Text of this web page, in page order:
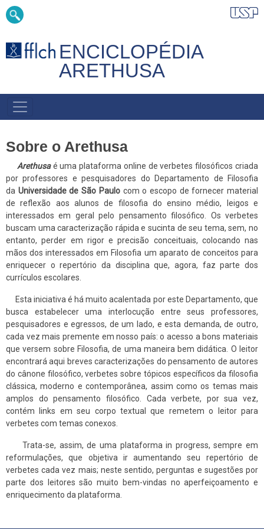
Pular
para
conteúdo
principal
Buscar
ENCICLOPÉDIA
ARETHUSA
NAVEGAÇÃO
PRINCIPAL
Sobre o Arethusa
Arethusaé uma plataforma online de verbetes filosóficos criada
por professores e pesquisadores do Departamento de Filosofia
da Universidade de São Paulocom o escopo de fornecer material
de reflexão aos alunos de filosofia do ensino médio, leigos e
interessados em geral pelo pensamento filosófico. Os verbetes
buscam uma caracterização rápida e sucinta de seu tema, sem, no
entanto, perder em rigor e precisão conceituais, colocando nas
mãos dos interessados em Filosofia um aparato de conceitos para
enriquecer o repertório da disciplina que, agora, faz parte dos
currículos escolares.
Esta iniciativa é há muito acalentada por este Departamento, que
busca estabelecer uma interlocução entre seus professores,
pesquisadores e egressos, de um lado, e esta demanda, de outro,
cada vez mais premente em nosso país: o acesso a bons materiais
que versem sobre Filosofia, de uma maneira bem didática. O leitor
encontrará aqui breves caracterizações do pensamento de autores
do cânone filosófico, verbetes sobre tópicos específicos da filosofia
clássica, moderno e contemporânea, assim como os temas mais
amplos do pensamento filosófico. Cada verbete, por sua vez,
contém links em seu corpo textual que remetem o leitor para
verbetes com temas conexos.
Trata-se, assim, de uma plataforma in progress, sempre em
reformulações, que objetiva ir aumentando seu repertório de
verbetes cada vez mais; neste sentido, perguntas e sugestões por
parte dos leitores são muito bem-vindas no aperfeiçoamento e
enriquecimento da plataforma.